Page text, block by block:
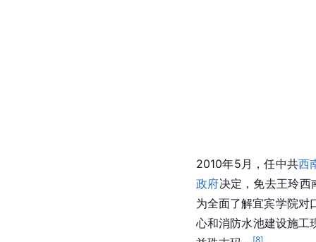
2010年5月，任中共西
政府决定，免去王玲
为全面了解宜宾学院对
心和消防水池建设施工
[8]